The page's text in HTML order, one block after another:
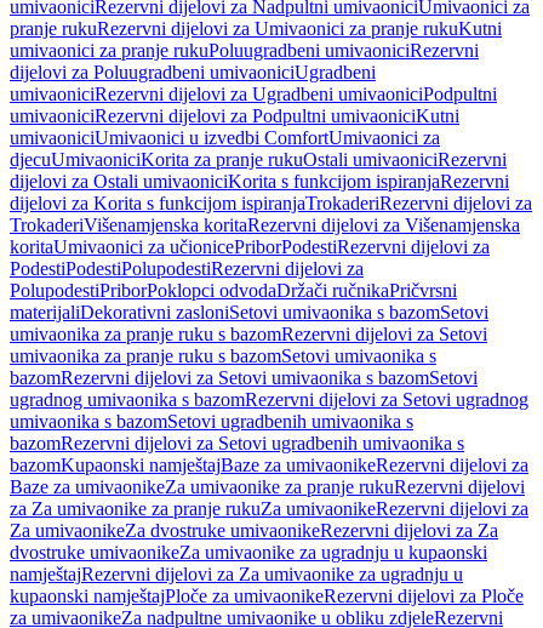
umivaoniciRezervni dijelovi za Nadpultni umivaoniciUmivaonici za
pranje rukuRezervni dijelovi za Umivaonici za pranje rukuKutni
umivaonici za pranje rukuPoluugradbeni umivaoniciRezervni
dijelovi za Poluugradbeni umivaoniciUgradbeni
umivaoniciRezervni dijelovi za Ugradbeni umivaoniciPodpultni
umivaoniciRezervni dijelovi za Podpultni umivaoniciKutni
umivaoniciUmivaonici u izvedbi ComfortUmivaonici za
djecuUmivaoniciKorita za pranje rukuOstali umivaoniciRezervni
dijelovi za Ostali umivaoniciKorita s funkcijom ispiranjaRezervni
dijelovi za Korita s funkcijom ispiranjaTrokaderiRezervni dijelovi za
TrokaderiVišenamjenska koritaRezervni dijelovi za Višenamjenska
koritaUmivaonici za učionicePriborPodestiRezervni dijelovi za
PodestiPodestiPolupodestiRezervni dijelovi za
PolupodestiPriborPoklopci odvodaDržači ručnikaPričvrsni
materijaliDekorativni zasloniSetovi umivaonika s bazomSetovi
umivaonika za pranje ruku s bazomRezervni dijelovi za Setovi
umivaonika za pranje ruku s bazomSetovi umivaonika s
bazomRezervni dijelovi za Setovi umivaonika s bazomSetovi
ugradnog umivaonika s bazomRezervni dijelovi za Setovi ugradnog
umivaonika s bazomSetovi ugradbenih umivaonika s
bazomRezervni dijelovi za Setovi ugradbenih umivaonika s
bazomKupaonski namještajBaze za umivaonikeRezervni dijelovi za
Baze za umivaonikeZa umivaonike za pranje rukuRezervni dijelovi
za Za umivaonike za pranje rukuZa umivaonikeRezervni dijelovi za
Za umivaonikeZa dvostruke umivaonikeRezervni dijelovi za Za
dvostruke umivaonikeZa umivaonike za ugradnju u kupaonski
namještajRezervni dijelovi za Za umivaonike za ugradnju u
kupaonski namještajPloče za umivaonikeRezervni dijelovi za Ploče
za umivaonikeZa nadpultne umivaonike u obliku zdjeleRezervni